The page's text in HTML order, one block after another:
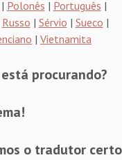
| Polonês | Português |
Russo | Sérvio | Sueco |
| Vietnamita
procurando?
o tradutor certo